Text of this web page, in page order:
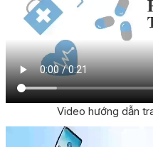
Video hướng dẫn